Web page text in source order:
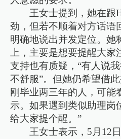
王女士提到，她在跟
劲，但若不顺着对方话语
明确地说出并发定位。她
上，主要是想要提醒大家
支持也有质疑，“有人说
不舒服”。但她仍希望借
刚毕业两三年的人，可能
示。如果遇到类似助理岗
给大家提个醒。”
王女士表示，5月12